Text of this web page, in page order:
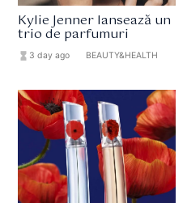
Kylie Jenner lansează un
trio de parfumuri
hourglass_full 3 day ago BEAUTY&HEALTH